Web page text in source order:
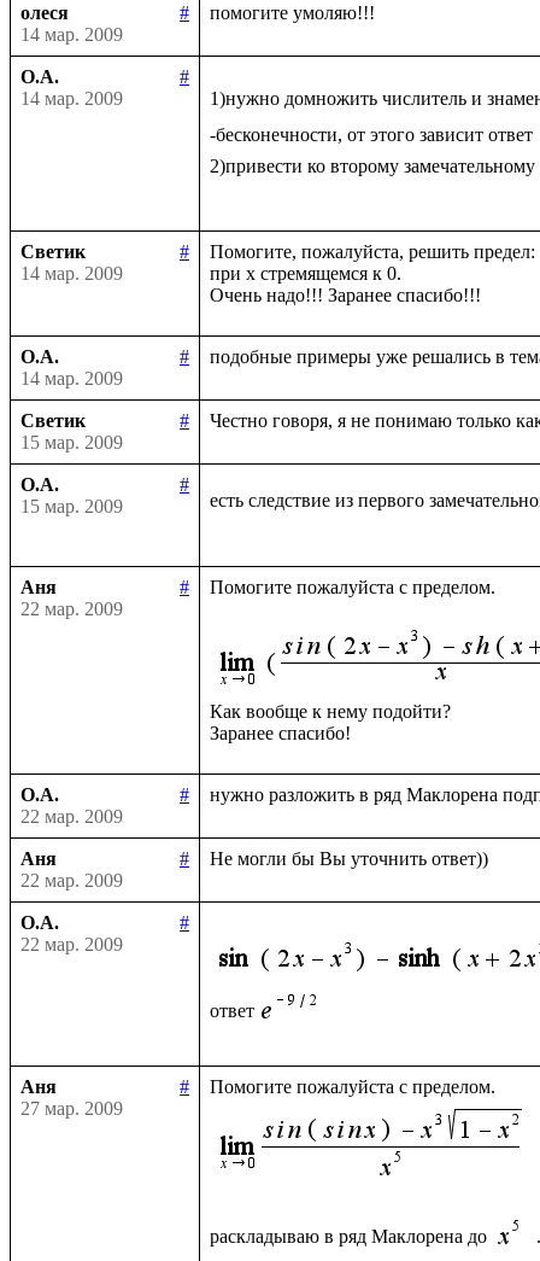
олеся
#
14 мар. 2009
О.А.
#
14 мар. 2009
1)нужно домножить числитель и
-бесконечности, от этого зависит ответ
2)привести ко второму замечательному
Светик
#
14 мар. 2009
Помогите, пожалуйста, решить предел:
при х стремящемся к 0.
О.А.
#
14 мар. 2009
Светик
#
15 мар. 2009
О.А.
#
15 мар. 2009
есть следствие из первого
Аня
#
22 мар. 2009
Помогите пожалуйста с пределом.
Как вообще к нему подойти?
О.А.
#
22 мар. 2009
Аня
#
22 мар. 2009
О.А.
#
22 мар. 2009
ответ
Аня
#
27 мар. 2009
раскладываю в ряд Маклорена до